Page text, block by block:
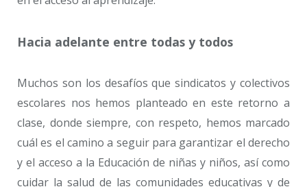
Hacia adelante entre todas y todos
Muchos son los desafíos que sindicatos y colectivos
escolares nos hemos planteado en este retorno a
clase, donde siempre, con respeto, hemos marcado
cuál es el camino a seguir para garantizar el derecho
y el acceso a la Educación de niñas y niños, así como
cuidar la salud de las comunidades educativas y de